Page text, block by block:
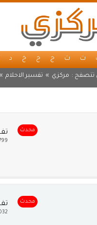
ت ث ج ح خ د
تتصفح : مركزي » تفسير الاحلام
محدث
محدث